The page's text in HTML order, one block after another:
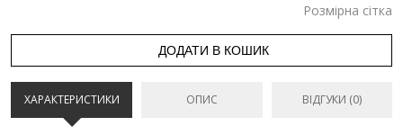
Розмірна сітка
ДОДАТИ В КОШИК
ХАРАКТЕРИСТИКИ ОПИС ВІДГУКИ (0)